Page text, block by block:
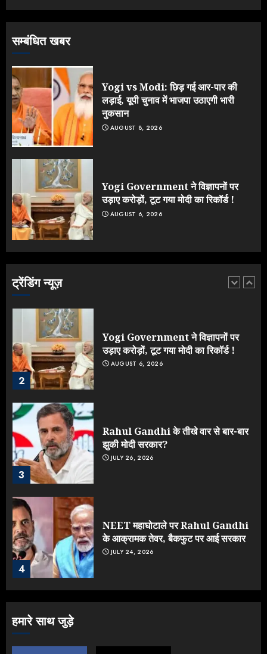
सम्बंधित खबर
Yogi vs Modi: छिड़ गई आर-पार की
लड़ाई, यूपी चुनाव में भाजपा उठाएगी भारी
नुकसान
AUGUST 8, 2026
Yogi Government ने विज्ञापनों पर
उड़ाए करोड़ों, टूट गया मोदी का रिकॉर्ड !
AUGUST 6, 2026
ट्रेंडिंग न्यूज़
4
5
JULY 23, 2026
1
लड़ाई, यूपी चुनाव में भाजपा उठाएगी भारी
नुकसान
2
Yogi Government ने विज्ञापनों पर
उड़ाए करोड़ों, टूट गया मोदी का रिकॉर्ड !
AUGUST 6, 2026
3
Rahul Gandhi के तीखे वार से बार-बार
झुकी मोदी सरकार?
JULY 26, 2026
4
NEET महाघोटाले पर Rahul Gandhi
के आक्रामक तेवर, बैकफुट पर आई सरकार
JULY 24, 2026
हमारे साथ जुड़े